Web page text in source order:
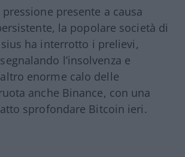
presente a causa
la popolare società di
ha interrotto i prelievi,
l’insolvenza e
enorme calo delle
anche Binance, con una
sprofondare Bitcoin ieri.